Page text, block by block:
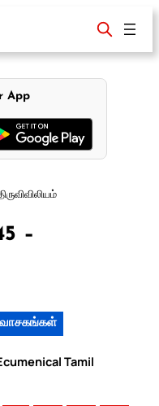
App
–
வாசகங்கள்
Tamil